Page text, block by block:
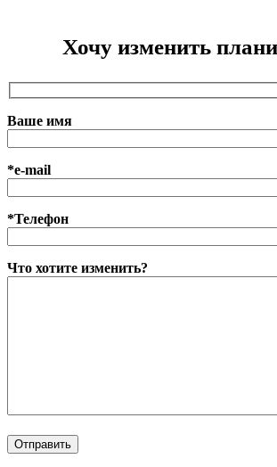
Хочу изменить
Ваше имя
*e-mail
*Телефон
Что хотите изменить?